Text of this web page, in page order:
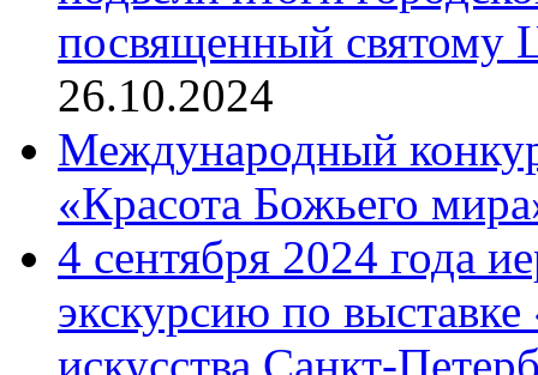
посвященный святому
26.10.2024
Международный
«Красота Божьего
4 сентября 2024 года
экскурсию по
искусства Санкт-